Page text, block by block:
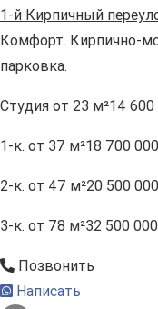
1-й Кирпичный
Комфорт. Кирпично-
парковка.
Студия от 23 м²14
1-к. от 37 м²18 700
2-к. от 47 м²20 500
3-к. от 78 м²32 500
Позвонить
Написать